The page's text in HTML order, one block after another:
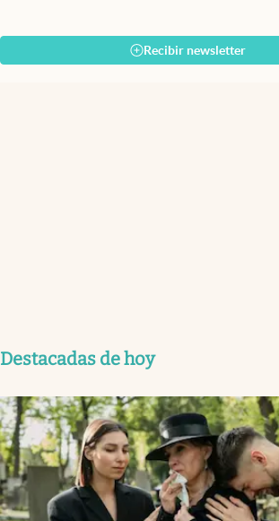
Recibir newsletter
Destacadas de hoy